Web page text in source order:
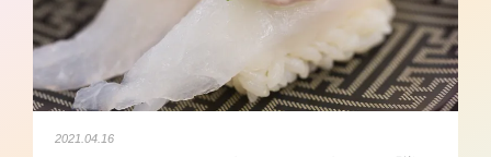
2021.04.16